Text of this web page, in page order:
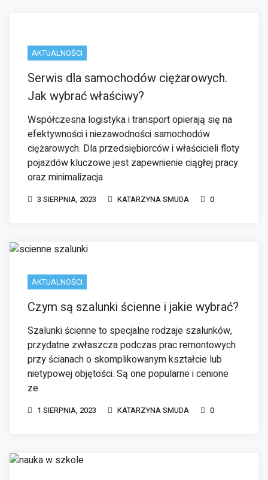
Współczesna logistyka i transport opierają się na
efektywności i niezawodności samochodów
ciężarowych. Dla przedsiębiorców i właścicieli floty
pojazdów kluczowe jest zapewnienie ciągłej pracy
oraz minimalizacja
3 SIERPNIA, 2023 KATARZYNA SMUDA
Czym są szalunki ścienne i jakie wybrać?
Szalunki ścienne to specjalne rodzaje szalunków,
przydatne zwłaszcza podczas prac remontowych
przy ścianach o skomplikowanym kształcie lub
nietypowej objętości. Są one popularne i cenione
ze
1 SIERPNIA, 2023 KATARZYNA SMUDA 0
Dlaczego warto postawić na naukę